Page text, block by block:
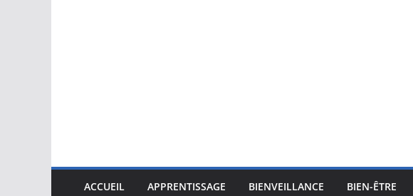
ACCUEIL APPRENTISSAGE BIENVEILLANCE BIEN-ÊTRE